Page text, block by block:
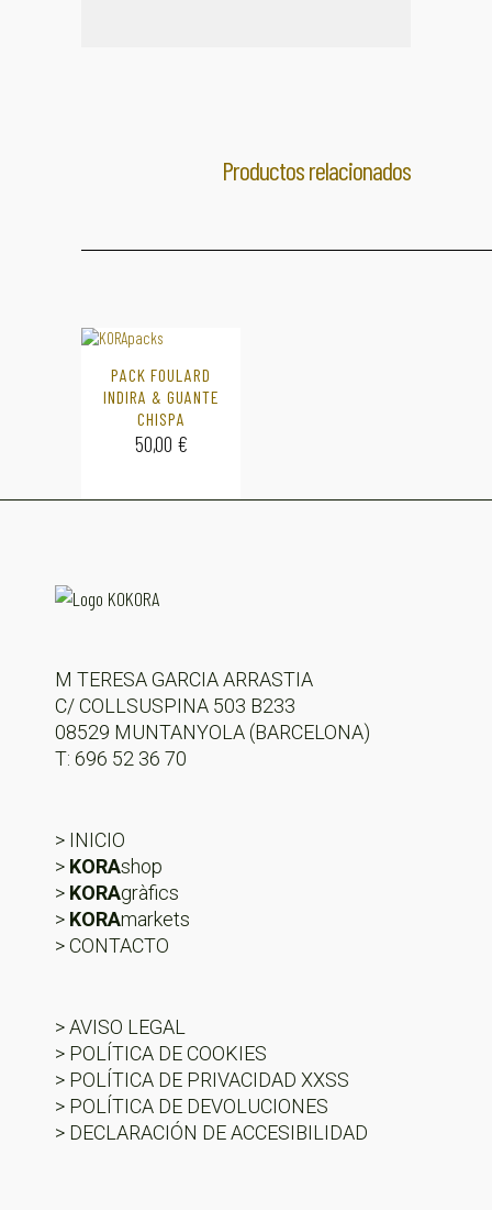
Productos relacionados
PACK FOULARD
INDIRA & GUANTE
CHISPA
50,00 €
M TERESA GARCIA ARRASTIA
C/ COLLSUSPINA 503 B233
08529 MUNTANYOLA (BARCELONA)
T: 696 52 36 70
> INICIO
> KORAshop
> KORAgràfics
> KORAmarkets
> CONTACTO
> AVISO LEGAL
> POLÍTICA DE COOKIES
> POLÍTICA DE PRIVACIDAD XXSS
> POLÍTICA DE DEVOLUCIONES
> DECLARACIÓN DE ACCESIBILIDAD